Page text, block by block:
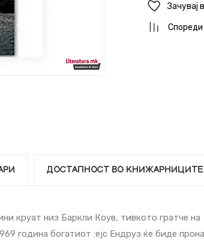
Зачувај
Спореди
ДОСТАПНОСТ ВО КНИЖАРНИЦИТЕ
круат низ Баркли Коув, тивкото гратче на
година богатиот :ејс Ендруз ќе биде